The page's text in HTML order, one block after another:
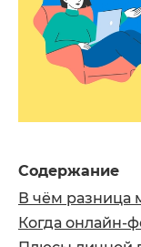
Содержание
В чём разница
Когда онлайн-